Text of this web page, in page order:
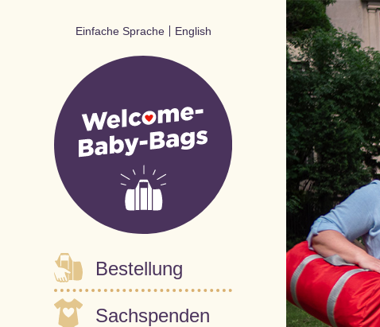
Primäre Navigation
Einfache Sprache English
Bestellung
Sachspenden